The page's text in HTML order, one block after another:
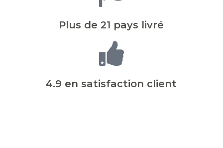
Plus de 21 pays livré
4.9 en satisfaction client